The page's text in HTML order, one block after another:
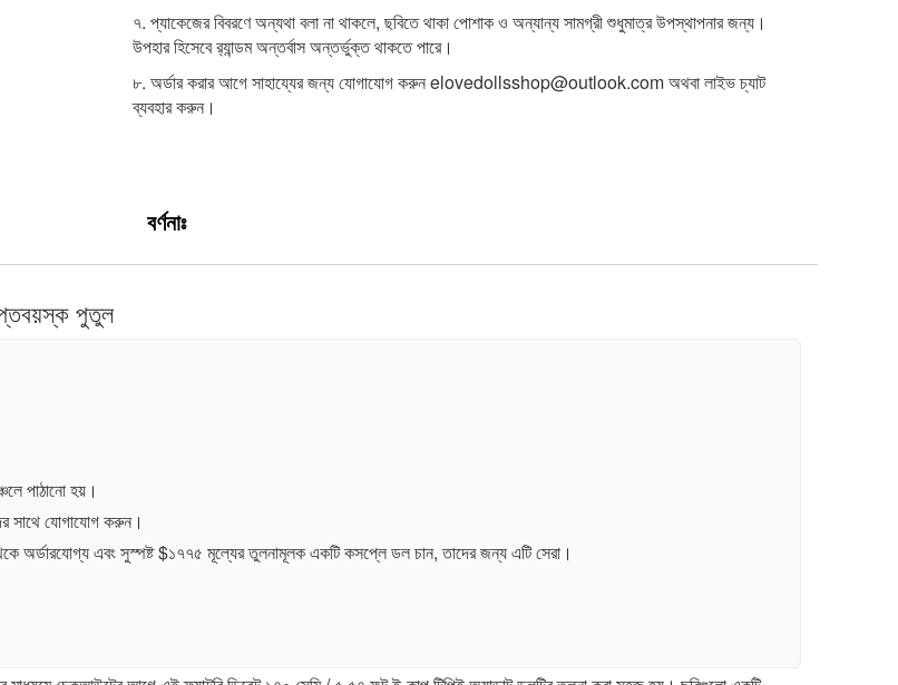
৭. প্যাকেজের বিবরণে অন্যথা বলা না থাকলে, ছবিতে থাকা পোশাক ও অন্যান্য সামগ্রী শুধুমাত্র উপস্থাপনার জন্য।
উপহার হিসেবে র‍্যান্ডম অন্তর্বাস অন্তর্ভুক্ত থাকতে পারে।
৮. অর্ডার করার আগে সাহায্যের জন্য যোগাযোগ করুনelovedollsshop@outlook.comঅথবা লাইভ চ্যাট
ব্যবহার করুন।
বর্ণনাঃ
পুতুল
পাঠানো হয়।
সাথে যোগাযোগ করুন।
থেকে অর্ডারযোগ্য এবং সুস্পষ্ট $১৭৭৫ মূল্যের তুলনামূলক একটি কসপ্লে ডল চান, তাদের জন্য এটি সেরা।